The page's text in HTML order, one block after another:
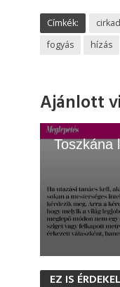
Címkék:
fogyás
hízás
Ajánlott
Toszkána
s EZ IS